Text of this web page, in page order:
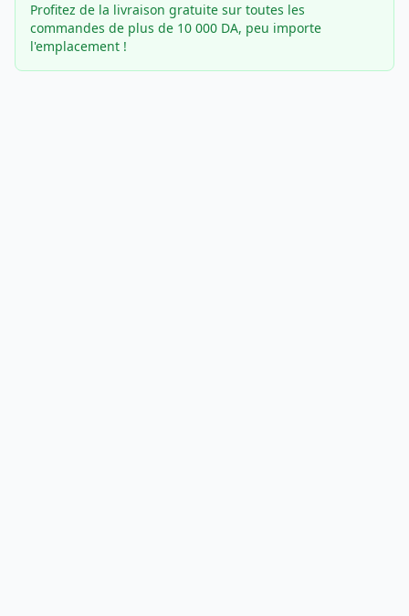
Profitez de la livraison gratuite sur toutes les
commandes de plus de 10 000 DA, peu importe
l'emplacement !